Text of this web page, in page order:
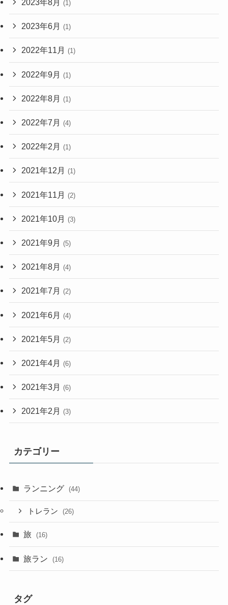
2023年8月 (1)
2023年6月 (1)
2022年11月 (1)
2022年9月 (1)
2022年8月 (1)
2022年7月 (4)
2022年2月 (1)
2021年12月 (1)
2021年11月 (2)
2021年10月 (3)
2021年9月 (5)
2021年8月 (4)
2021年7月 (2)
2021年6月 (4)
2021年5月 (2)
2021年4月 (6)
2021年3月 (6)
2021年2月 (3)
カテゴリー
ランニング (44)
トレラン (26)
旅 (16)
旅ラン (16)
タグ